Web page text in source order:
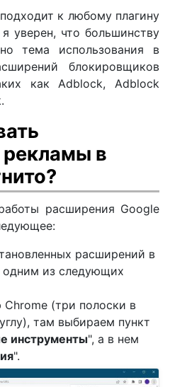
к любому плагину
уверен, что большинству
тема использования в
блокировщиков
как Adblock, Adblock
в
расширения Google
расширений в
одним из следующих
(три полоски в
там выбираем пункт
инструменты", а в нем
".